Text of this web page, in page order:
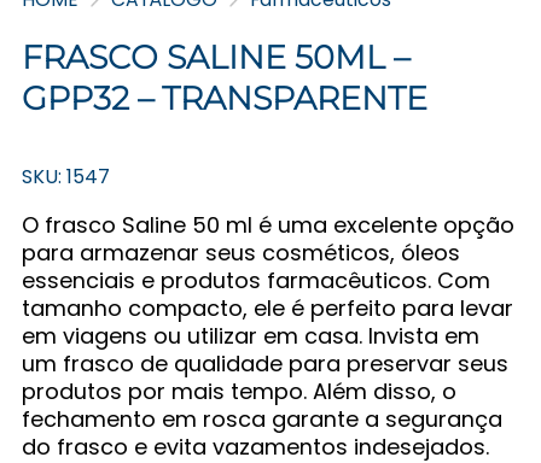
FRASCO SALINE 50ML –
GPP32 – TRANSPARENTE
SKU: 1547
O frasco Saline 50 ml é uma excelente opção
para armazenar seus cosméticos, óleos
essenciais e produtos farmacêuticos. Com
tamanho compacto, ele é perfeito para levar
em viagens ou utilizar em casa. Invista em
um frasco de qualidade para preservar seus
produtos por mais tempo. Além disso, o
fechamento em rosca garante a segurança
do frasco e evita vazamentos indesejados.